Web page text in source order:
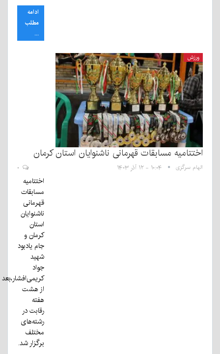
ادامه
مطلب
...
ورزش
اختتامیه مسابقات قهرمانی ناشنوایان استان کرمان
الهام سرگزی ۱۰:۰۴ - ۱۲ آذر ۱۴۰۳
اختتامیه
مسابقات
قهرمانی
ناشنوایان
استان
کرمان و
جام یادبود
شهید
جواد
کریمی‌افشار،بعد
از هشت
هفته
رقابت در
رشته‌های
مختلف
برگزار شد.